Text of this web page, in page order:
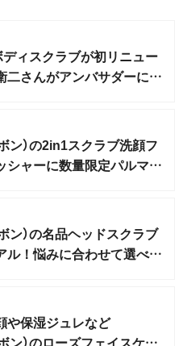
ィスクラブが初リニュー
二さんがアンバサダーに就
ン）の2in1スクラブ洗顔フ
シャーに数量限定パルマロ
ン）の名品ヘッドスクラブ
ル！悩みに合わせて選べる
や保湿ジュレなど
ン）のローズフェイスケア